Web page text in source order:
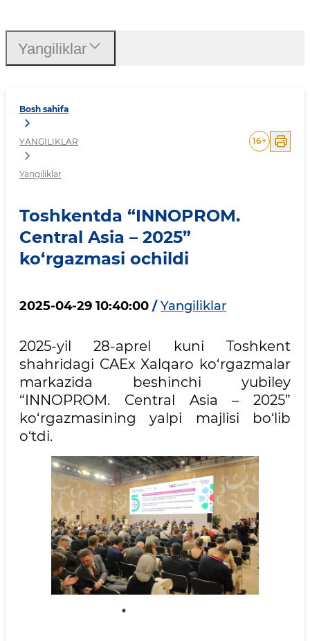
Bosh sahifa
YANGILIKLAR
Yangiliklar
16+
Toshkentda “INNOPROM.
Central Asia – 2025”
ko‘rgazmasi ochildi
2025-04-29 10:40:00 / Yangiliklar
2025-yil 28-aprel kuni Toshkent
shahridagi CAEx Xalqaro ko‘rgazmalar
markazida beshinchi yubiley
“INNOPROM. Central Asia – 2025”
ko‘rgazmasining yalpi majlisi bo‘lib
o‘tdi.
Yangiliklar